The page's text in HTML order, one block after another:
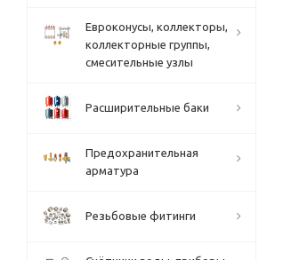
Евроконусы, коллекторы,
коллекторные группы,
смесительные узлы
Расширительные баки
Предохранительная
арматура
Резьбовые фитинги